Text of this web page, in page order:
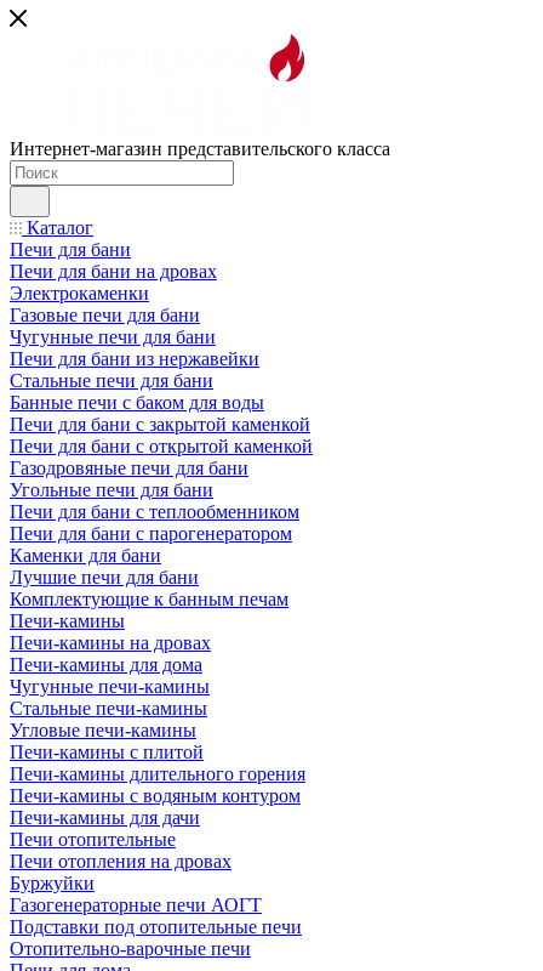
Интернет-магазин представительского класса
Каталог
Печи для бани
Печи для бани на дровах
Электрокаменки
Газовые печи для бани
Чугунные печи для бани
Печи для бани из нержавейки
Стальные печи для бани
Банные печи с баком для воды
Печи для бани с закрытой каменкой
Печи для бани с открытой каменкой
Газодровяные печи для бани
Угольные печи для бани
Печи для бани с теплообменником
Печи для бани с парогенератором
Каменки для бани
Лучшие печи для бани
Комплектующие к банным печам
Печи-камины
Печи-камины на дровах
Печи-камины для дома
Чугунные печи-камины
Стальные печи-камины
Угловые печи-камины
Печи-камины с плитой
Печи-камины длительного горения
Печи-камины с водяным контуром
Печи-камины для дачи
Печи отопительные
Печи отопления на дровах
Буржуйки
Газогенераторные печи АОГТ
Подставки под отопительные печи
Отопительно-варочные печи